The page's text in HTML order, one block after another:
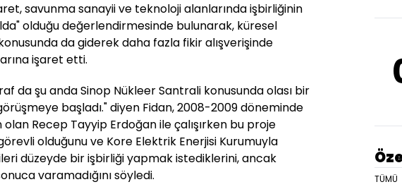
savunma sanayii ve teknoloji alanlarında işbirliğinin
olduğu değerlendirmesinde bulunarak, küresel
da giderek daha fazla fikir alışverişinde
işaret etti.
da şu anda Sinop Nükleer Santrali konusunda olası bir
başladı." diyen Fidan, 2008-2009 döneminde
olan Recep Tayyip Erdoğan ile çalışırken bu proje
olduğunu ve Kore Elektrik Enerjisi Kurumuyla
düzeyde bir işbirliği yapmak istediklerini, ancak
varamadığını söyledi.
TÜMÜ